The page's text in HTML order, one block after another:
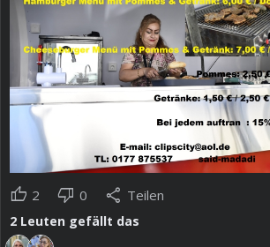
thumb_up 2 thumb_down 0 share Teilen
2 Leuten gefällt das